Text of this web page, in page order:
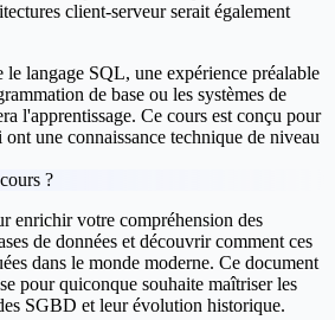
client-serveur serait également
langage SQL, une expérience préalable
de base ou les systèmes de
l'apprentissage. Ce cours est conçu pour
une connaissance technique de niveau
?
enrichir votre compréhension des
de données et découvrir comment ces
dans le monde moderne. Ce document
pour quiconque souhaite maîtriser les
SGBD et leur évolution historique.